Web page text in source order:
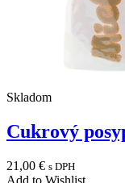
Skladom
Cukrový
21,00 € s DPH
Add to Wishlist